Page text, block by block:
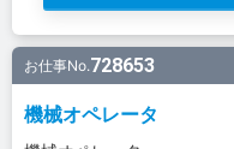
お仕事No.728653
機械オペレータ